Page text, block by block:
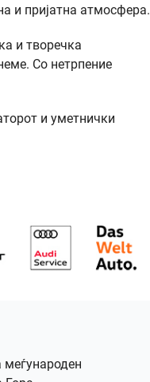
и пријатна атмосфера.
и творечка
Со нетрпение
и уметнички